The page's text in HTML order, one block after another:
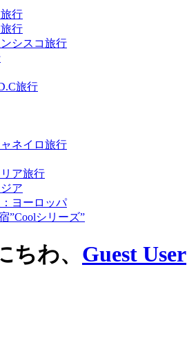
行
行
シスコ旅行
旅行
ネイロ旅行
ア旅行
ア
ヨーロッパ
”Coolシリーズ”
ちわ、 Guest User